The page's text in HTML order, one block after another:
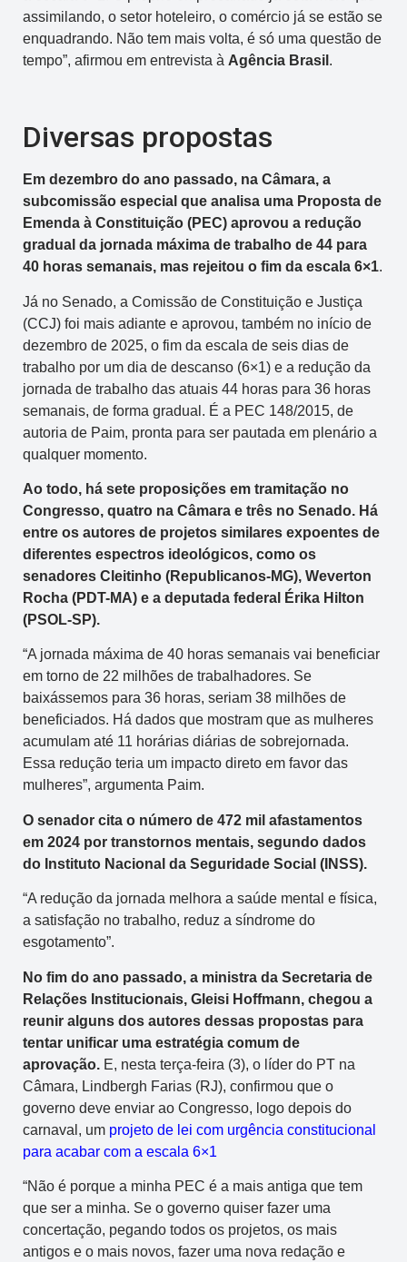
assimilando, o setor hoteleiro, o comércio já se estão se
enquadrando. Não tem mais volta, é só uma questão de
tempo”, afirmou em entrevista à Agência Brasil .
Diversas propostas
Em dezembro do ano passado, na Câmara, a
subcomissão especial que analisa uma Proposta de
Emenda à Constituição (PEC) aprovou a redução
gradual da jornada máxima de trabalho de 44 para
40 horas semanais, mas rejeitou o fim da escala 6×1.
Já no Senado, a Comissão de Constituição e Justiça
(CCJ) foi mais adiante e aprovou, também no início de
dezembro de 2025, o fim da escala de seis dias de
trabalho por um dia de descanso (6×1) e a redução da
jornada de trabalho das atuais 44 horas para 36 horas
semanais, de forma gradual. É a PEC 148/2015, de
autoria de Paim, pronta para ser pautada em plenário a
qualquer momento.
Ao todo, há sete proposições em tramitação no
Congresso, quatro na Câmara e três no Senado. Há
entre os autores de projetos similares expoentes de
diferentes espectros ideológicos, como os
senadores Cleitinho (Republicanos-MG), Weverton
Rocha (PDT-MA) e a deputada federal Érika Hilton
(PSOL-SP).
“A jornada máxima de 40 horas semanais vai beneficiar
em torno de 22 milhões de trabalhadores. Se
baixássemos para 36 horas, seriam 38 milhões de
beneficiados. Há dados que mostram que as mulheres
acumulam até 11 horárias diárias de sobrejornada.
Essa redução teria um impacto direto em favor das
mulheres”, argumenta Paim.
O senador cita o número de 472 mil afastamentos
em 2024 por transtornos mentais, segundo dados
do Instituto Nacional da Seguridade Social (INSS).
“A redução da jornada melhora a saúde mental e física,
a satisfação no trabalho, reduz a síndrome do
esgotamento”.
No fim do ano passado, a ministra da Secretaria de
Relações Institucionais, Gleisi Hoffmann, chegou a
reunir alguns dos autores dessas propostas para
tentar unificar uma estratégia comum de
aprovação. E, nesta terça-feira (3), o líder do PT na
Câmara, Lindbergh Farias (RJ), confirmou que o
governo deve enviar ao Congresso, logo depois do
carnaval, um projeto de lei com urgência constitucional
para acabar com a escala 6×1
“Não é porque a minha PEC é a mais antiga que tem
que ser a minha. Se o governo quiser fazer uma
concertação, pegando todos os projetos, os mais
antigos e o mais novos, fazer uma nova redação e